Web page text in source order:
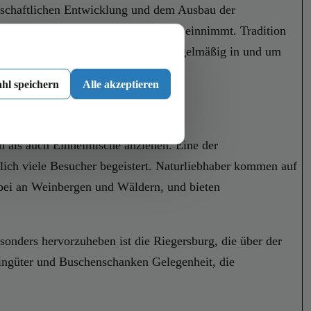
Entwicklung und dem Ausbau der
besonders hohen Stellenwert einnimmt. Tradition
widerspiegelt, die regelmäßig in und um
auch Einheimische anziehen. Eine der
viele Besucher begeistert. Naturliebhaber kommen auf
an Weinbergen und Wäldern, und bieten
hervorzuheben ist die Riegersburg, die über der
und Buschenschanken Gelegenheit, die
speichern Alle akzeptieren